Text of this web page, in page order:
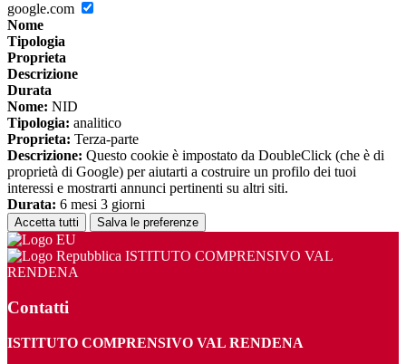
google.com
Nome
Tipologia
Proprieta
Descrizione
Durata
Nome: NID
Tipologia: analitico
Proprieta: Terza-parte
Descrizione: Questo cookie è impostato da DoubleClick (che è di
proprietà di Google) per aiutarti a costruire un profilo dei tuoi
interessi e mostrarti annunci pertinenti su altri siti.
Durata: 6 mesi 3 giorni
Accetta tutti Salva le preferenze
ISTITUTO COMPRENSIVO VAL
RENDENA
Contatti
ISTITUTO COMPRENSIVO VAL RENDENA